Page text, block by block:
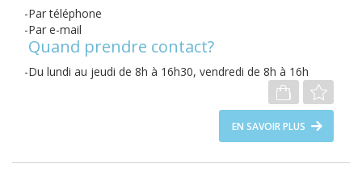
Par téléphone
Par e-mail
Quand prendre contact?
Du lundi au jeudi de 8h à 16h30, vendredi de 8h à 16h
EN SAVOIR PLUS